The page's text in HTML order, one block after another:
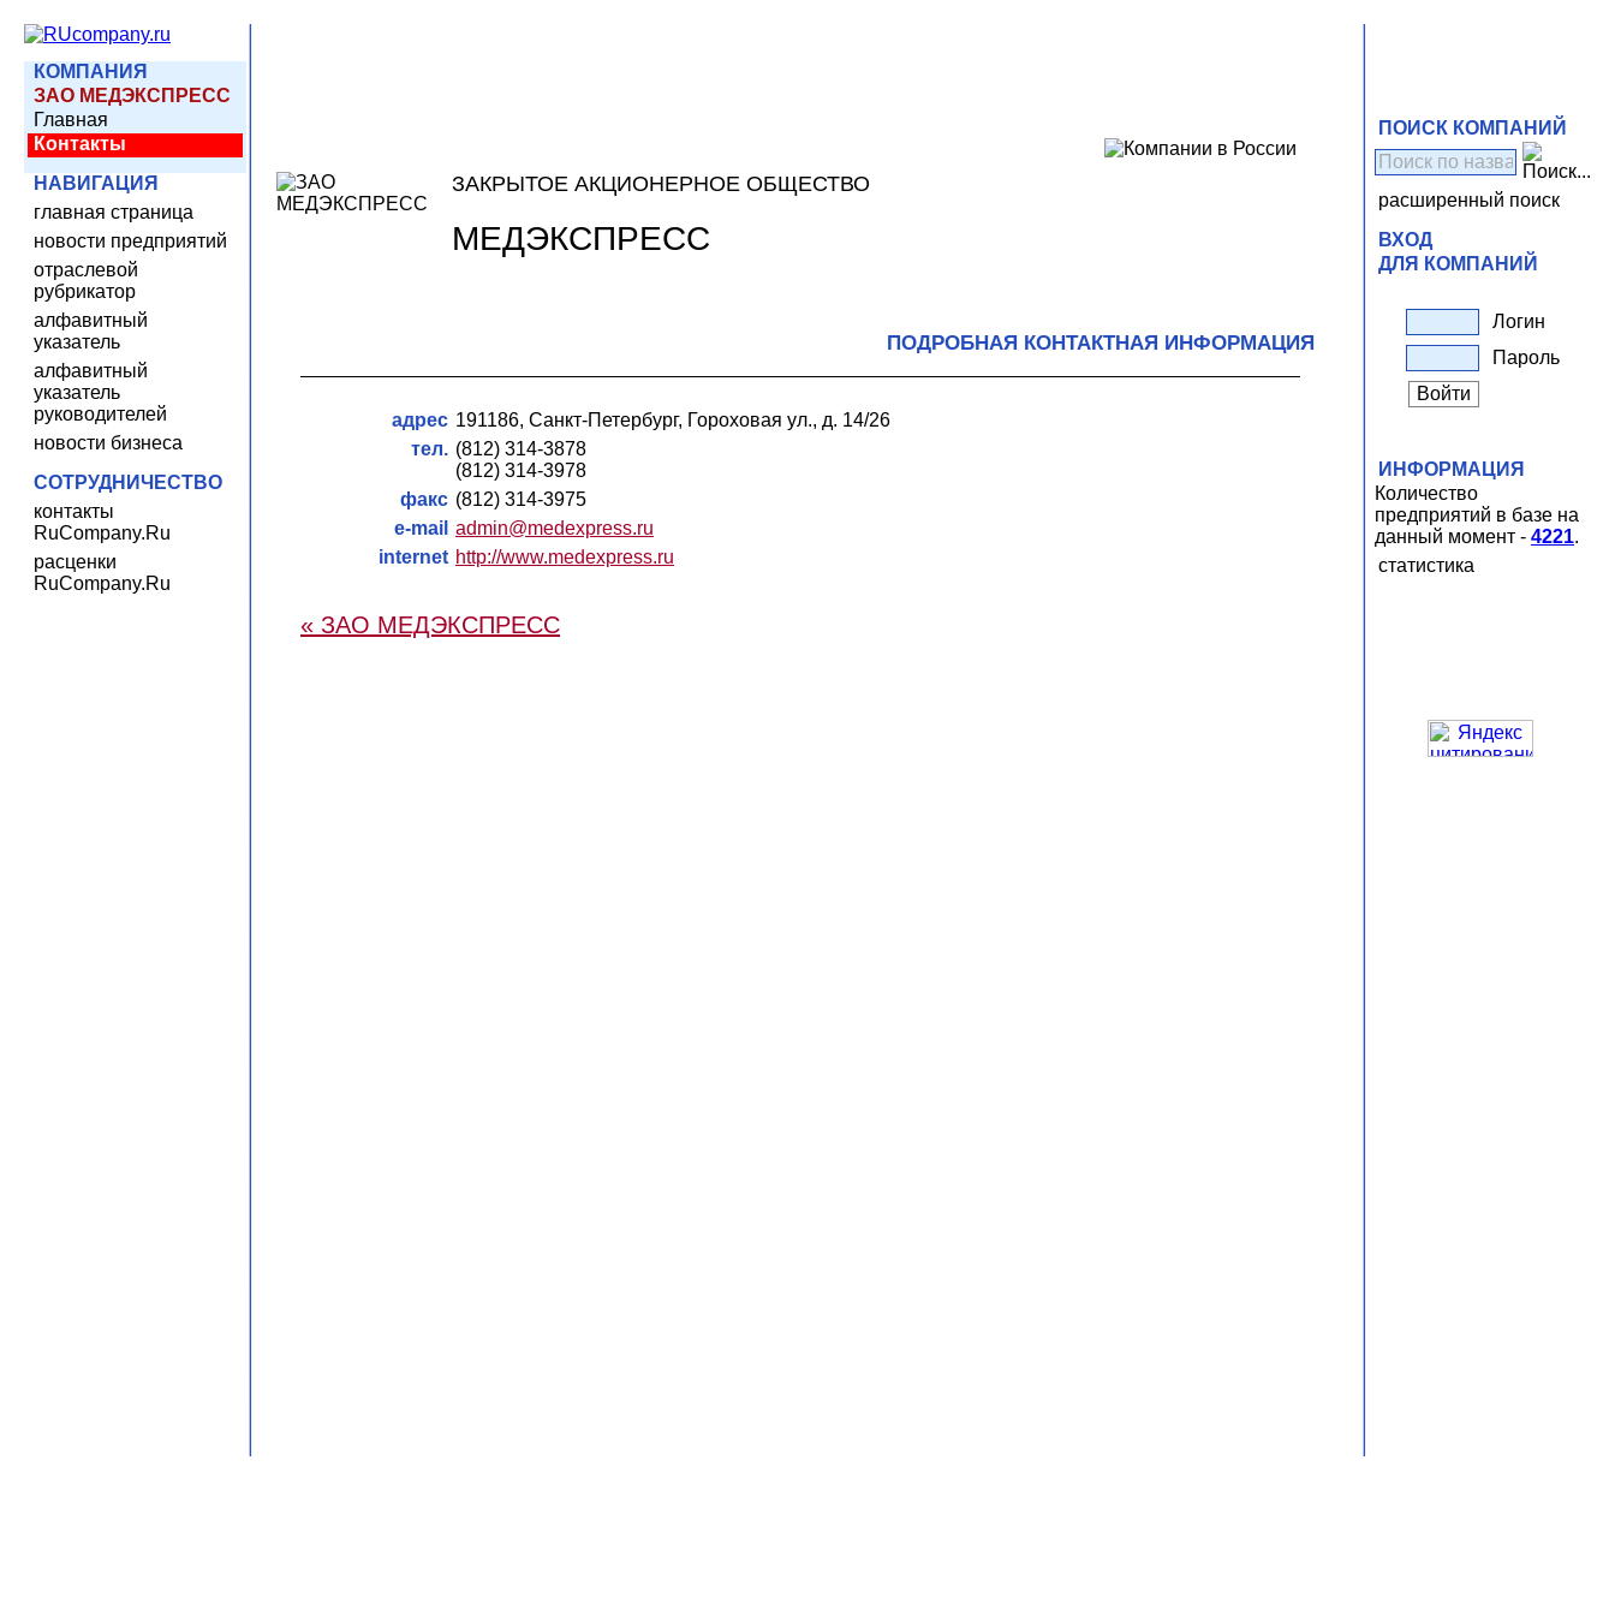
КОМПАНИЯ
ЗАО МЕДЭКСПРЕСС
Главная
Контакты
НАВИГАЦИЯ
главная страница
новости предприятий
отраслевой
рубрикатор
алфавитный
указатель
алфавитный
указатель
руководителей
новости бизнеса
СОТРУДНИЧЕСТВО
контакты
RuCompany.Ru
расценки
RuCompany.Ru
ЗАКРЫТОЕ АКЦИОНЕРНОЕ ОБЩЕСТВО
МЕДЭКСПРЕСС
ПОДРОБНАЯ КОНТАКТНАЯ ИНФОРМАЦИЯ
адрес 191186, Санкт-Петербург, Гороховая ул., д. 14/26
тел. (812) 314-3878
(812) 314-3978
факс (812) 314-3975
e-mail admin@medexpress.ru
internet http://www.medexpress.ru
« ЗАО МЕДЭКСПРЕСС
ПОИСК КОМПАНИЙ
расширенный поиск
ВХОД
ДЛЯ КОМПАНИЙ
Логин
Пароль
ИНФОРМАЦИЯ
Количество
предприятий в базе на
данный момент - 4221.
статистика